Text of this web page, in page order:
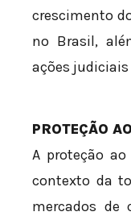
crescimento
no Brasil,
ações
PROTEÇÃO
A proteção
contexto da
mercados de